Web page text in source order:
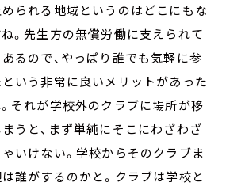
められる地域というのはどこにもな
。先生方の無償労働に支えられて
るので、やっぱり誰でも気軽に参
いう非常に良いメリットがあった
それが学校外のクラブに場所が移
うと、まず単純にそこにわざわざ
いけない。学校からそのクラブま
誰がするのかと。クラブは学校と